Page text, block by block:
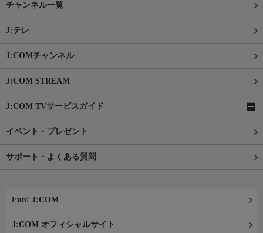
チャンネル一覧
J:テレ
J:COMチャンネル
J:COM STREAM
J:COM TVサービスガイド
イベント・プレゼント
サポート・よくある質問
Fun! J:COM
J:COM オフィシャルサイト